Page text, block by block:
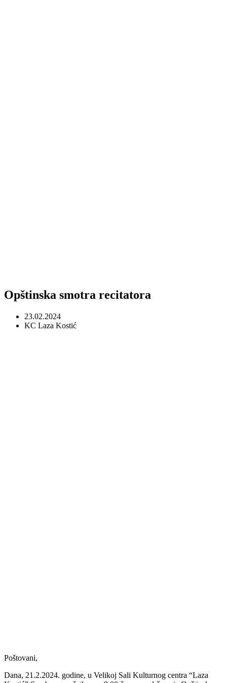
Opštinska smotra recitatora
23.02.2024
KC Laza Kostić
Poštovani,
Dana, 21.2.2024. godine, u Velikoj Sali Kulturnog centra “Laza